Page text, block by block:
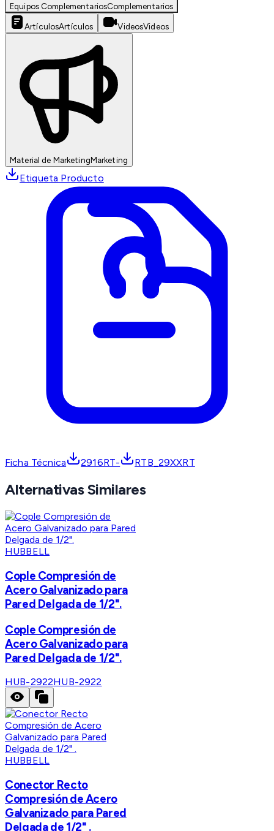
Equipos ComplementariosComplementarios
ArtículosArtículos VideosVideos
Material de MarketingMarketing
Etiqueta Producto
Ficha Técnica 2916RT- RTB_29XXRT
Alternativas Similares
HUBBELL
Cople Compresión de
Acero Galvanizado para
Pared Delgada de 1/2".
Cople Compresión de
Acero Galvanizado para
Pared Delgada de 1/2".
HUB-2922HUB-2922
HUBBELL
Conector Recto
Compresión de Acero
Galvanizado para Pared
Delgada de 1/2" .